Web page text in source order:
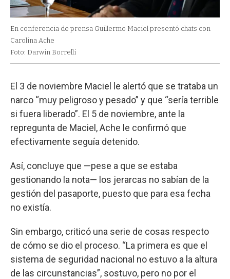
En conferencia de prensa Guillermo Maciel presentó chats con
Carolina Ache
Foto: Darwin Borrelli
El 3 de noviembre Maciel le alertó que se trataba un
narco “muy peligroso y pesado” y que “sería terrible
si fuera liberado”. El 5 de noviembre, ante la
repregunta de Maciel, Ache le confirmó que
efectivamente seguía detenido.
Así, concluye que —pese a que se estaba
gestionando la nota— los jerarcas no sabían de la
gestión del pasaporte, puesto que para esa fecha
no existía.
Sin embargo, criticó una serie de cosas respecto
de cómo se dio el proceso. “La primera es que el
sistema de seguridad nacional no estuvo a la altura
de las circunstancias”, sostuvo, pero no por el